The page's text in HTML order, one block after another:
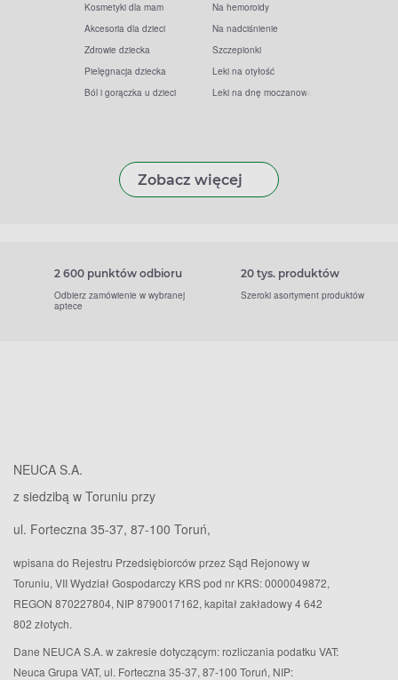
Kosmetyki dla mam
Akcesoria dla dzieci
Zdrowie dziecka
Pielęgnacja dziecka
Ból i gorączka u dzieci
Na hemoroidy
Na nadciśnienie
Szczepionki
Leki na otyłość
Leki na dnę moczanową
Zobacz więcej
2 600 punktów odbioru
Odbierz zamówienie w wybranej
aptece
20 tys. produktów
Szeroki asortyment produktów
NEUCA S.A.
z siedzibą w Toruniu przy
ul. Forteczna 35-37, 87-100 Toruń,
wpisana do Rejestru Przedsiębiorców przez Sąd Rejonowy w
Toruniu, VII Wydział Gospodarczy KRS pod nr KRS: 0000049872,
REGON 870227804, NIP 8790017162, kapitał zakładowy 4 642
802 złotych.
Dane NEUCA S.A. w zakresie dotyczącym: rozliczania podatku VAT:
Neuca Grupa VAT, ul. Forteczna 35-37, 87-100 Toruń, NIP: